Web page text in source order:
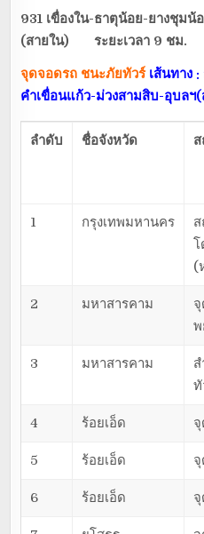
931 เขื่องใน-ธาตุน้อย-ยางชุม
(สายใน) ระยะเวลา 9 ชม.
จุดจอดรถ ชนะภัยทัวร์เส้นทาง :
คำเขื่อนแก้ว-ม่วงสามสิบ-อุบลฯ
ลำดับ ชื่อจังหวัด
1 กรุงเทพมหานคร
โ
(
2 มหาสารคาม
3 มหาสารคาม
4 ร้อยเอ็ด
5 ร้อยเอ็ด
6 ร้อยเอ็ด